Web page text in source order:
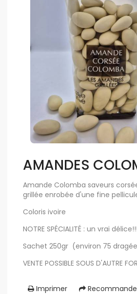
AMANDES
Amande Colomba saveurs
grillée enrobée d'une fine
Coloris ivoire
NOTRE SPÉCIALITÉ : un vrai
Sachet 250gr (environ 75
VENTE POSSIBLE SOUS D'AUTRE
Imprimer